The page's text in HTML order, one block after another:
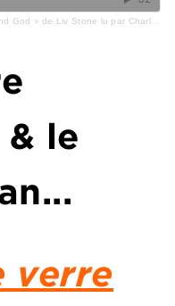
lu par Charlotte Campana et Thomas Dormoy
le
verre